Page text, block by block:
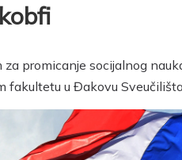
promicanje socijalnog
u Đakovu